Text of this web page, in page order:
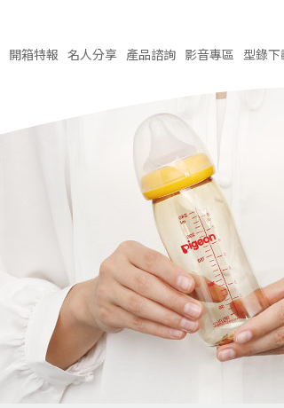
開箱特報 名人分享 產品諮詢 影音專區 型錄下